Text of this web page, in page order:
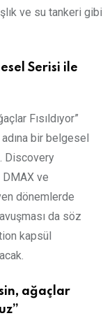
ve su tankeri gibi
Serisi ile
Fısıldıyor”
bir belgesel
Discovery
DMAX ve
dönemlerde
da söz
kapsül
ağaçlar